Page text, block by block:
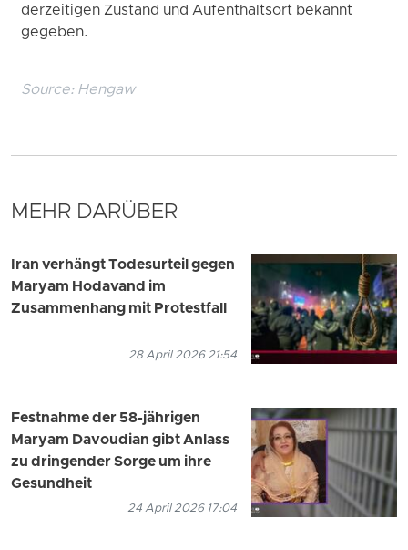
derzeitigen Zustand und Aufenthaltsort bekannt
gegeben.
Source: Hengaw
MEHR DARÜBER
Iran verhängt Todesurteil gegen
Maryam Hodavand im
Zusammenhang mit Protestfall
28 April 2026 21:54
Festnahme der 58-jährigen
Maryam Davoudian gibt Anlass
zu dringender Sorge um ihre
Gesundheit
24 April 2026 17:04